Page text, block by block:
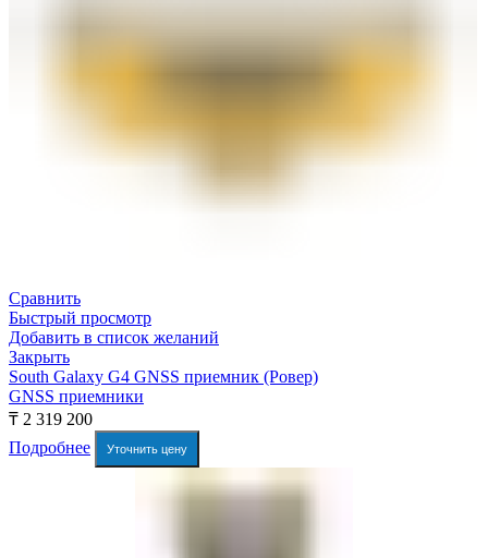
Сравнить
Быстрый просмотр
Добавить в список желаний
Закрыть
South Galaxy G4 GNSS приемник (Ровер)
GNSS приемники
₸ 2 319 200
Подробнее
Уточнить цену